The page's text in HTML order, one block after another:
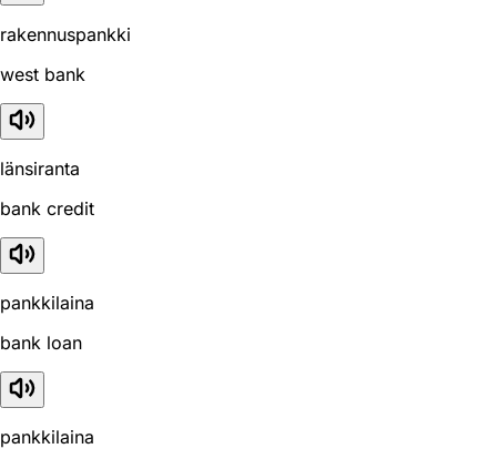
rakennuspankki
west bank
länsiranta
bank credit
pankkilaina
bank loan
pankkilaina